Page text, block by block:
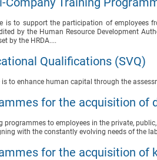
is to support the participation of employees
by the Human Resource Development
by the HRDA....
Qualifications (SVQ)
is to enhance human capital through the
for the acquisition of
programmes to employees in the private,
with the constantly evolving needs of the
for the acquisition of